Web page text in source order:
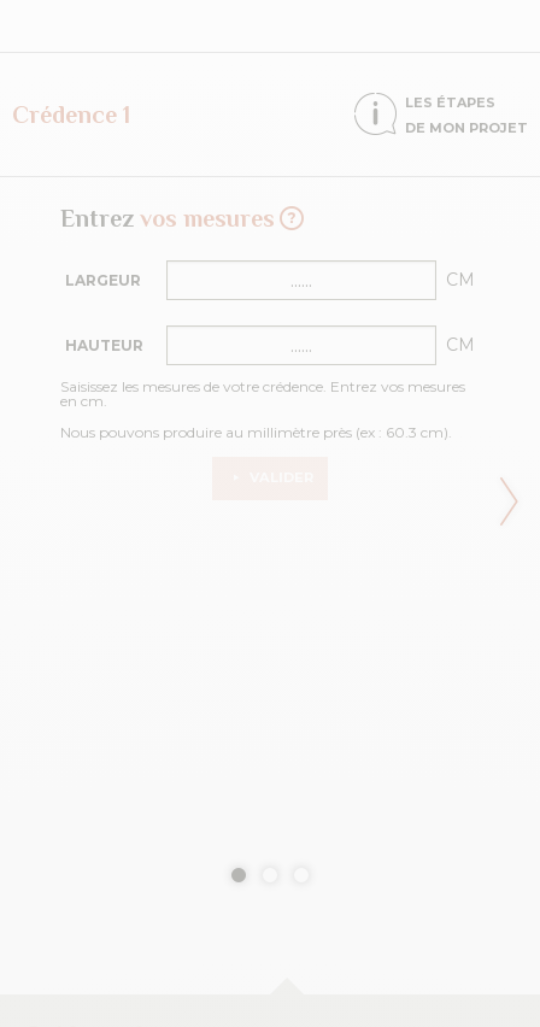
Crédence 1
LES ÉTAPES
DE MON PROJET
Entrez vos mesures
LARGEUR CM
HAUTEUR CM
Saisissez les mesures de votre crédence. Entrez vos mesures
en cm.
Nous pouvons produire au millimètre près (ex : 60.3 cm).